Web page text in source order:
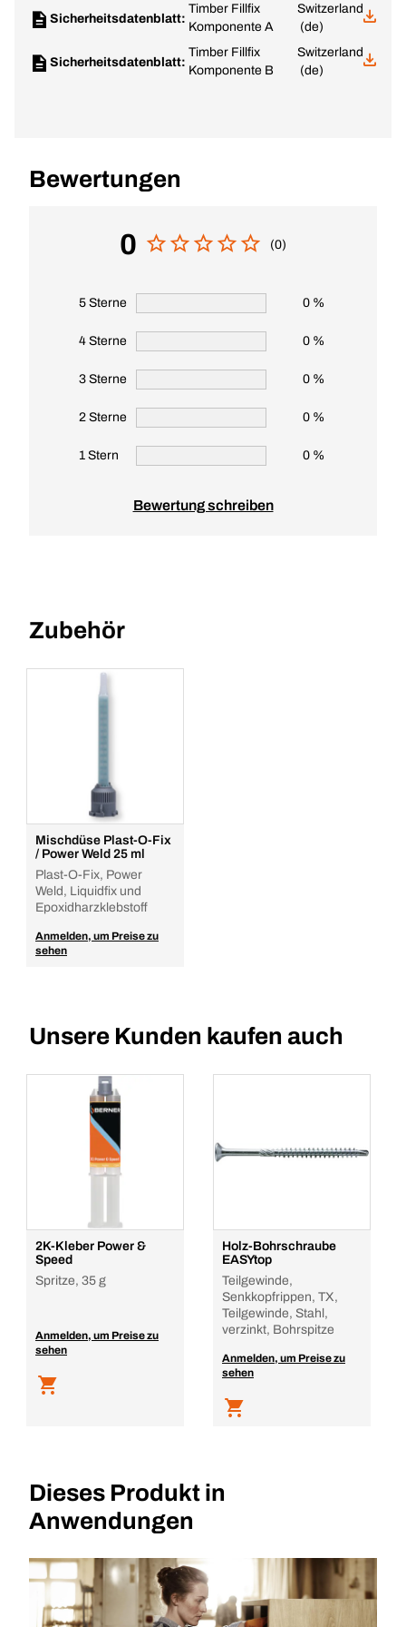
Sicherheitsdatenblatt:
Timber Fillfix
Komponente A
Switzerland
(de)
Sicherheitsdatenblatt:
Timber Fillfix
Komponente B
Switzerland
(de)
Bewertungen
0 (0)
5 Sterne 0 %
4 Sterne 0 %
3 Sterne 0 %
2 Sterne 0 %
1 Stern 0 %
Bewertung schreiben
Zubehör
Mischdüse Plast-O-Fix
/ Power Weld 25 ml
Plast-O-Fix, Power
Weld, Liquidfix und
Epoxidharzklebstoff
Anmelden, um Preise zu
sehen
Unsere Kunden kaufen auch
2K-Kleber Power &
Speed
Spritze, 35 g
Anmelden, um Preise zu
sehen
Holz-Bohrschraube
EASYtop
Teilgewinde,
Senkkopfrippen, TX,
Teilgewinde, Stahl,
verzinkt, Bohrspitze
Anmelden, um Preise zu
sehen
Dieses Produkt in
Anwendungen